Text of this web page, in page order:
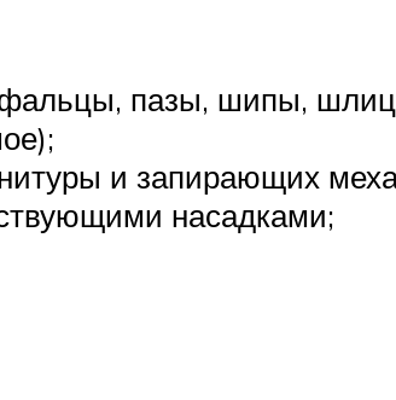
фальцы, пазы, шипы,
и запирающих
насадками;